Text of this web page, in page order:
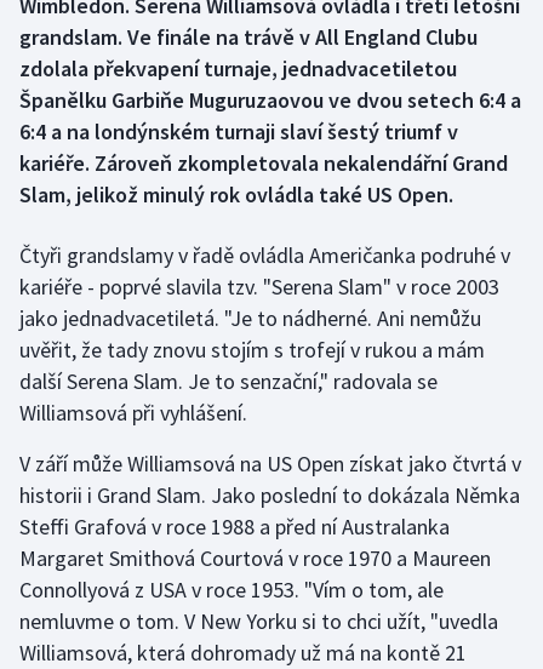
Curling
Dostihy
Florbal
Gymnastika
Házená
Jezdectví
Judo
Krasobruslení
Lezení
Lyže a snowboard
Wimbledon. Serena Williamsová ovládla i třetí letošní
grandslam. Ve finále na trávě v All England Clubu
zdolala překvapení turnaje, jednadvacetiletou
Španělku Garbiňe Muguruzaovou ve dvou setech 6:4 a
6:4 a na londýnském turnaji slaví šestý triumf v
kariéře. Zároveň zkompletovala nekalendářní Grand
Slam, jelikož minulý rok ovládla také US Open.
Čtyři grandslamy v řadě ovládla Američanka podruhé v
kariéře - poprvé slavila tzv. "Serena Slam" v roce 2003
jako jednadvacetiletá. "Je to nádherné. Ani nemůžu
uvěřit, že tady znovu stojím s trofejí v rukou a mám
další Serena Slam. Je to senzační," radovala se
Williamsová při vyhlášení.
V září může Williamsová na US Open získat jako čtvrtá v
historii i Grand Slam. Jako poslední to dokázala Němka
Steffi Grafová v roce 1988 a před ní Australanka
Margaret Smithová Courtová v roce 1970 a Maureen
Connollyová z USA v roce 1953. "Vím o tom, ale
nemluvme o tom. V New Yorku si to chci užít, "uvedla
Williamsová, která dohromady už má na kontě 21